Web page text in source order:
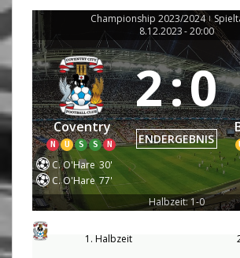
c
o
t
e
n
t
Championship 2023/2024 |
8.12.2023-20:00
Coventry
N U S S N
2:0
ENDERGEBNIS
C. O'Hare 30'
C. O'Hare 77'
Halbzeit: 1-0
1. Halbzeit